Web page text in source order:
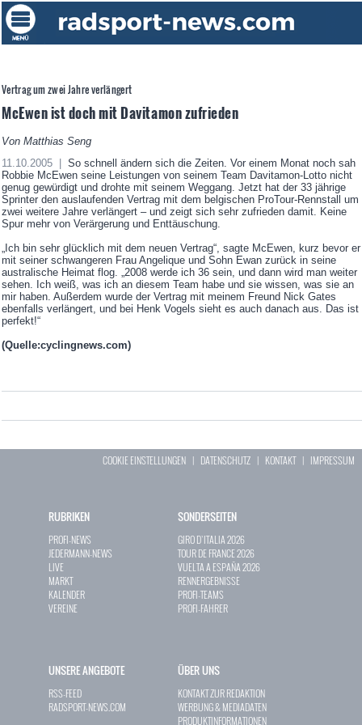
Vertrag um zwei Jahre verlängert
McEwen ist doch mit Davitamon zufrieden
Von Matthias Seng
11.10.2005 |
So schnell ändern sich die Zeiten. Vor einem Monat noch sah
Robbie McEwen seine Leistungen von seinem Team Davitamon-Lotto nicht
genug gewürdigt und drohte mit seinem Weggang. Jetzt hat der 33 jährige
Sprinter den auslaufenden Vertrag mit dem belgischen ProTour-Rennstall um
zwei weitere Jahre verlängert – und zeigt sich sehr zufrieden damit. Keine
Spur mehr von Verärgerung und Enttäuschung.
„Ich bin sehr glücklich mit dem neuen Vertrag“, sagte McEwen, kurz bevor er
mit seiner schwangeren Frau Angelique und Sohn Ewan zurück in seine
australische Heimat flog. „2008 werde ich 36 sein, und dann wird man weiter
sehen. Ich weiß, was ich an diesem Team habe und sie wissen, was sie an
mir haben. Außerdem wurde der Vertrag mit meinem Freund Nick Gates
ebenfalls verlängert, und bei Henk Vogels sieht es auch danach aus. Das ist
perfekt!“
(Quelle:cyclingnews.com)
COOKIE EINSTELLUNGEN | DATENSCHUTZ | KONTAKT| IMPRESSUM
RUBRIKEN
PROFI-NEWS
JEDERMANN-NEWS
LIVE
MARKT
KALENDER
VEREINE
SONDERSEITEN
GIRO D`ITALIA 2026
TOUR DE FRANCE 2026
VUELTA A ESPAÑA 2026
RENNERGEBNISSE
PROFI-TEAMS
PROFI-FAHRER
UNSERE ANGEBOTE
RSS-FEED
RADSPORT-NEWS.COM
ÜBER UNS
KONTAKT ZUR REDAKTION
WERBUNG & MEDIADATEN
PRODUKTINFORMATIONEN